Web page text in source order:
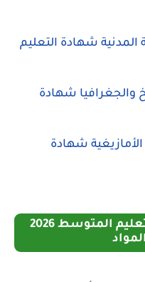
المدنية شهادة التعليم
والجغرافيا شهادة
شهادة
مواضيع و حلول شهادة التعليم المتوسط 2026